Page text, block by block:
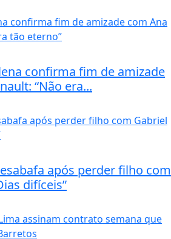
confirma fim de amizade
“Não era...
após perder filho com
difíceis”